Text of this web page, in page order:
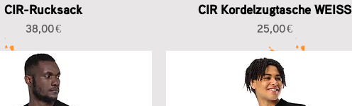
CIR-Rucksack
Preis
38,00 €
CIR Kordelzugtasche WEISS
Preis
25,00 €